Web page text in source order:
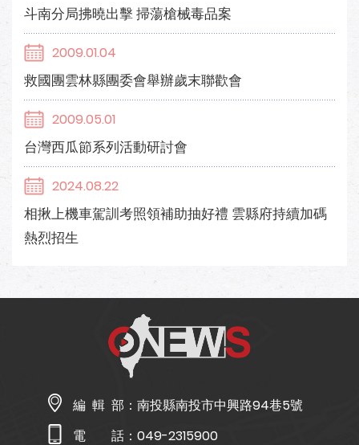
斗南分局拂曉出擊 掃蕩槍械毒品案
2009.01.04
救國團雲林縣團委會舉辦歲末聯歡會
2009.05.01
台灣西瓜節系列活動研討會
2024.08.22
相揪上機車駕訓考照領補助抽好禮 雲縣府持續加碼
熱烈招生
編 輯 部： 南投縣南投市中興路94巷5號
電 話： 049-2315900